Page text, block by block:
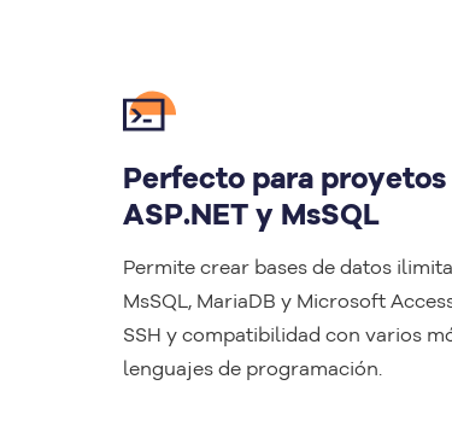
Perfecto para proyetos
ASP.NET y MsSQL
Permite crear bases de datos
MsSQL, MariaDB y Microsoft
SSH y compatibilidad con varios
lenguajes de programación.